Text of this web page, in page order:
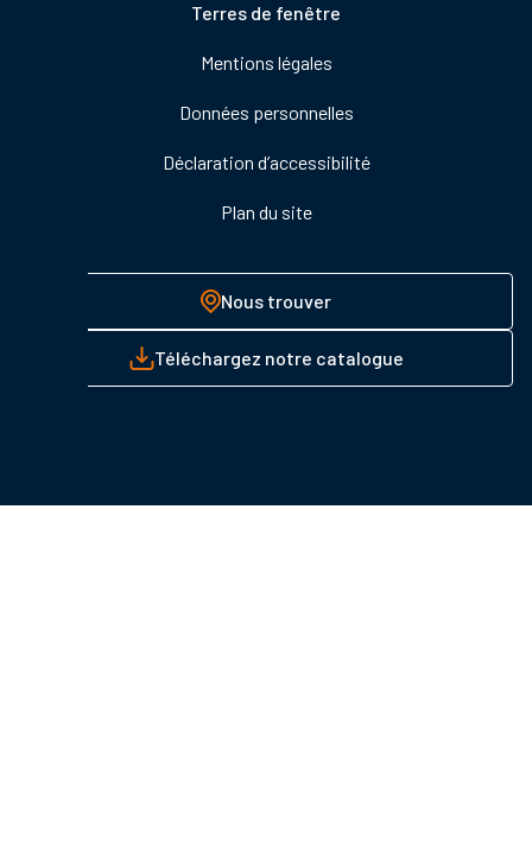
Terres de fenêtre
Mentions légales
Données personnelles
Déclaration d’accessibilité
Plan du site
Nous trouver
Téléchargez notre catalogue